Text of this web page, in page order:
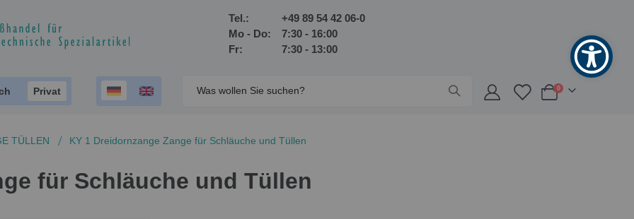
Tel.:
+49 89 54 42 06-0
Mo - Do:
7:30 - 16:00
Fr:
7:30 - 13:00
Privat
Warenkorb
0Artikel
TÜLLEN KY 1 Dreidornzange Zange für Schläuche und Tüllen
für Schläuche und Tüllen